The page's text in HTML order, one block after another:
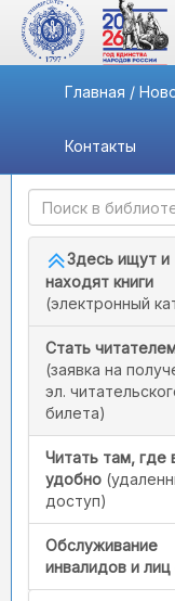
Главная /
Контакты
Быстрый доступ
Здесь ищут и
находят книги
(электронный
Стать
(заявка на
эл.
билета)
Читать там, где
удобно
доступ)
Обслуживание
инвалидов и